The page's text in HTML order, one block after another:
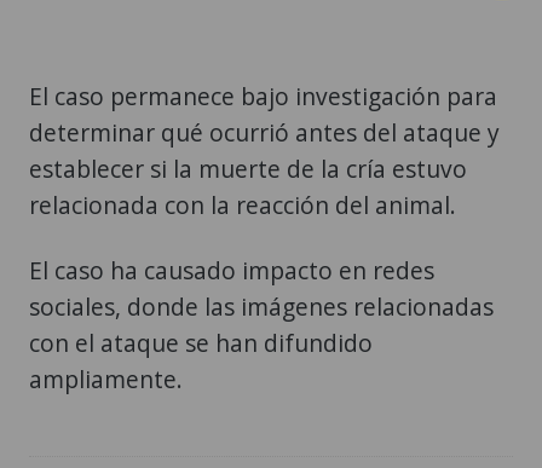
El caso permanece bajo investigación para
determinar qué ocurrió antes del ataque y
establecer si la muerte de la cría estuvo
relacionada con la reacción del animal.
El caso ha causado impacto en redes
sociales, donde las imágenes relacionadas
con el ataque se han difundido
ampliamente.